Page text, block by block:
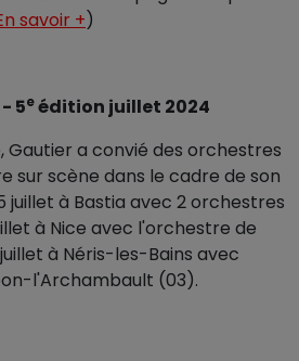
savoir +)
5eédition juillet 2024
a convié des orchestres
sur scène dans le cadre de son
juillet à Bastia avec 2 orchestres
à Nice avec l'orchestre de
à Néris-les-Bains avec
l'Archambault (03).